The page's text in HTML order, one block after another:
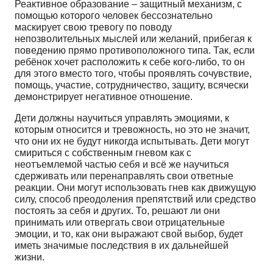
Реактивное образование – защитный механизм, с
помощью которого человек бессознательно
маскирует свою тревогу по поводу
непозволительных мыслей или желаний, прибегая к
поведению прямо противоположного типа. Так, если
ребёнок хочет расположить к себе кого-либо, то он
для этого вместо того, чтобы проявлять сочувствие,
помощь, участие, сотрудничество, защиту, всячески
демонстрирует негативное отношение.
Дети должны научиться управлять эмоциями, к
которым относится и тревожность, но это не значит,
что они их не будут никогда испытывать. Дети могут
смириться с собственным гневом как с
неотъемлемой частью себя и всё же научиться
сдерживать или перенаправлять свои ответные
реакции. Они могут использовать гнев как движущую
силу, способ преодоления препятствий или средство
постоять за себя и других. То, решают ли они
принимать или отвергать свои отрицательные
эмоции, и то, как они выражают свой выбор, будет
иметь значимые последствия в их дальнейшей
жизни.